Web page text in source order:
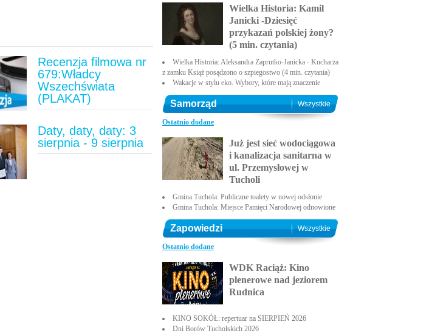
Recenzja filmowa nr
679:Władcy
Wszechświata
(PLAKAT)
Daty, daty, daty: 3
sierpnia - 9 sierpnia
Wielka Historia: Kamil
Janicki -Dziesięć
przykazań polskiej żony?
(5 min. czytania)
Wielka Historia: Aleksandra Zaprutko-Janicka - Kucharza
z zamku Książ posądzono o szpiegostwo (4 min. czytania)
Wakacje w stylu eko. Wybory, które mają znaczenie
Samorząd Wszystkie
Ostatnio dodane
Już jest sieć wodociągowa
i kanalizacja sanitarna w
ul. Przemysłowej w
Tucholi
Gmina Tuchola: Publiczne toalety w nowej odsłonie
Gmina Tuchola: Miejsce Pamięci Narodowej odnowione
Zapowiedzi Wszystkie
Ostatnio dodane
WDK Raciąż: Kino
plenerowe nad jeziorem
Rudnica
KINO SOKÓŁ: repertuar na SIERPIEŃ 2026
Dni Borów Tucholskich 2026